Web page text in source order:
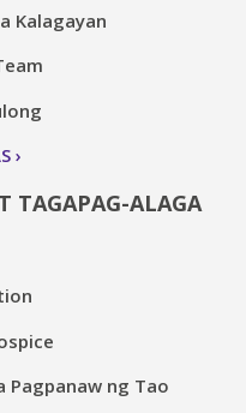
Kalagayan
TAGAPAG-ALAGA
Pagpanaw ng Tao